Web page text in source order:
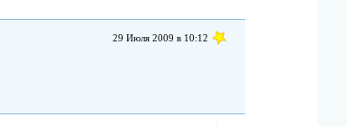
29 Июля 2009 в 10:12